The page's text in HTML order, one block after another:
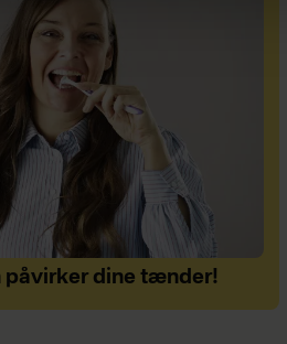
påvirker dine tænder!